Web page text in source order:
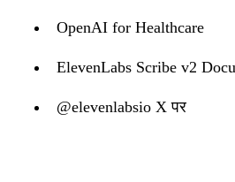
OpenAI for Healthcare
ElevenLabs Scribe v2
@elevenlabsio X पर